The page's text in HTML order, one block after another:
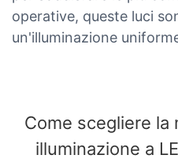
operative, queste luci
un'illuminazione
Come scegliere la
illuminazione a